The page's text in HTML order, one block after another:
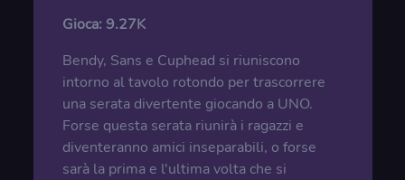
Gioca: 9.27K
Bendy, Sans e Cuphead si riuniscono
intorno al tavolo rotondo per trascorrere
una serata divertente giocando a UNO.
Forse questa serata riunirà i ragazzi e
diventeranno amici inseparabili, o forse
sarà la prima e l'ultima volta che si